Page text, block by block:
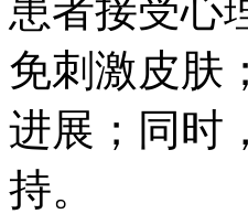
患者接受心
免刺激皮肤
进展；同时
持。